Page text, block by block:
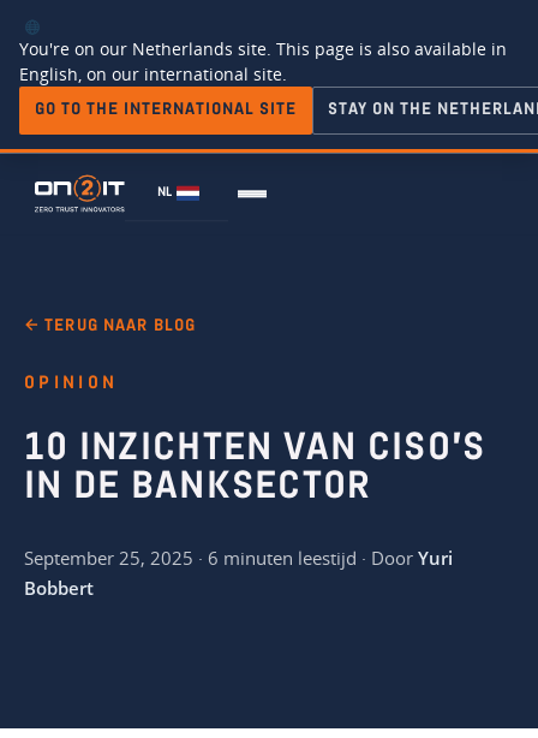
You're on our Netherlands site. This page is also available in
English, on our international site.
GO TO THE INTERNATIONAL SITE STAY ON THE
NL
← TERUG NAAR BLOG
OPINION
10 INZICHTEN VAN CISO'S
IN DE BANKSECTOR
September 25, 2025 · 6 minuten leestijd · Door Yuri
Bobbert